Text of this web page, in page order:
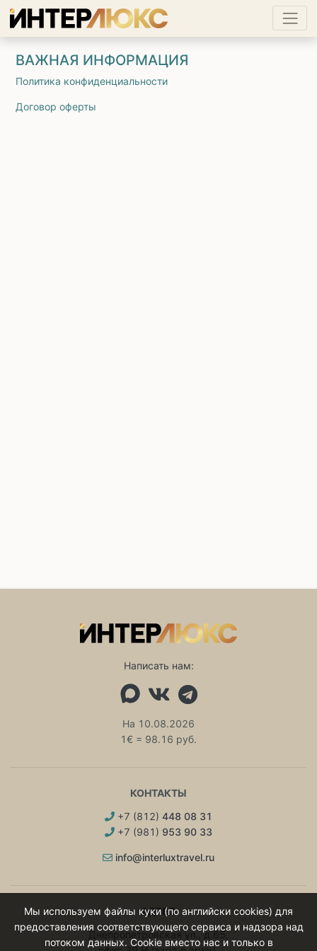
ВАЖНАЯ ИНФОРМАЦИЯ
Политика конфиденциальности
Договор оферты
Написать нам:
На 10.08.2026
1€ = 98.16 руб.
КОНТАКТЫ
+7 (812) 448 08 31
+7 (981) 953 90 33
info@interluxtravel.ru
АДРЕС
Днепропетровская ул., д.65,
Мы используем файлы куки (по английски cookies) для
предоставления соответствующего сервиса и надзора над
потоком данных. Cookie вместо нас и только в